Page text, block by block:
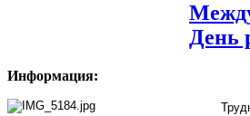
День
Информация: